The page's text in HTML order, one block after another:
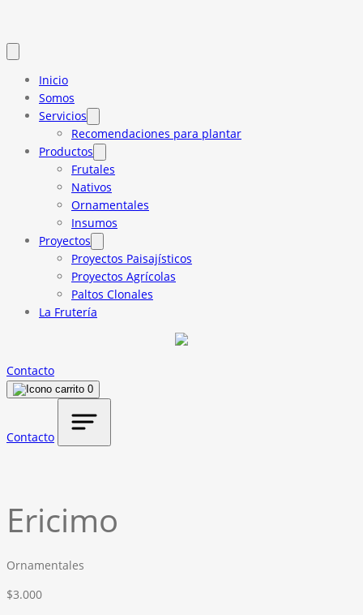
Inicio
Somos
Servicios
Recomendaciones para plantar
Productos
Frutales
Nativos
Ornamentales
Insumos
Proyectos
Proyectos Paisajísticos
Proyectos Agrícolas
Paltos Clonales
La Frutería
Contacto
0
Contacto
Ericimo
Ornamentales
$3.000